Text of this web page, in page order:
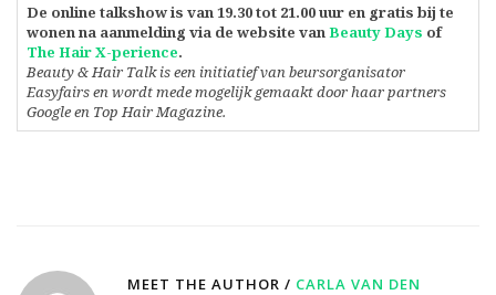
De online talkshow is van 19.30 tot 21.00 uur en gratis bij te
wonen na aanmelding via de website vanBeauty Days of
The Hair X-perience.
Beauty & Hair Talk is een initiatief van beursorganisator
Easyfairs en wordt mede mogelijk gemaakt door haar partners
Google en Top Hair Magazine.
MEET THE AUTHOR / CARLA VAN DEN